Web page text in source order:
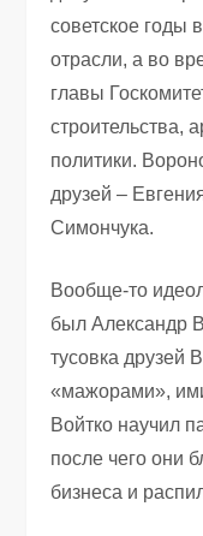
советское годы
отрасли, а во
главы
строительства,
политики.
друзей –
Симончука.
Вообще-то
был Александр
тусовка друзей
«мажорами»,
Войтко научил
после чего они
бизнеса и